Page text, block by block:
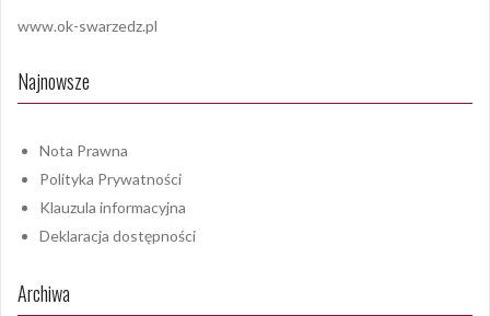
www.ok-swarzedz.pl
Najnowsze
Nota Prawna
Polityka Prywatności
Klauzula informacyjna
Deklaracja dostępności
Archiwa